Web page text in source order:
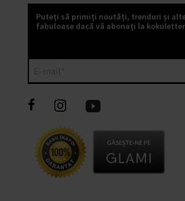
Puteți să primiți noutăți, trenduri și
fabuloase dacă vă abonați la